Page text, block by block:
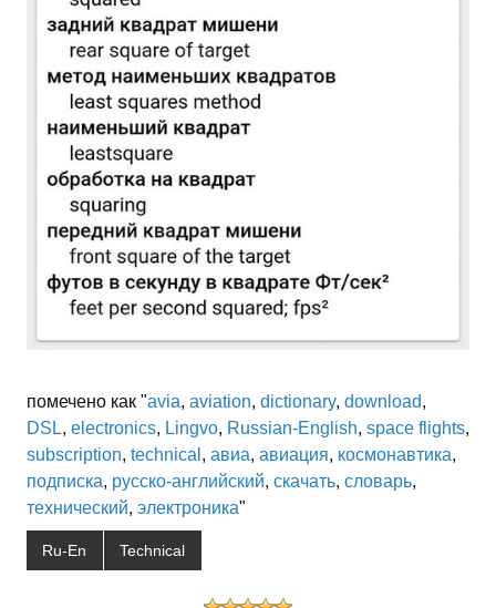
помечено как "avia, aviation, dictionary, download,
DSL, electronics, Lingvo, Russian-English, space flights,
subscription, technical , авиа, авиация, космонавтика,
подписка, русско-английский, скачать, словарь,
технический, электроника"
Ru-En Technical